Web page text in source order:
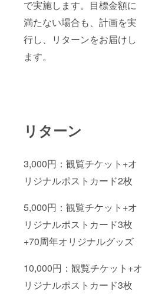
で実施します。目標金額に
満たない場合も、計画を実
行し、リターンをお届けし
ます。
リターン
3,000円：観覧チケット+オ
リジナルポストカード2枚
5,000円：観覧チケット+オ
リジナルポストカード3枚
+70周年オリジナルグッズ
10,000円：観覧チケット+オ
リジナルポストカード3枚